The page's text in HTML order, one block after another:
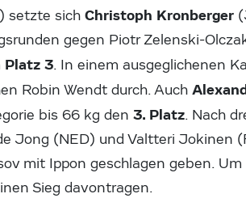
setzte sichChristoph Kronberger
gegen Piotr Zelenski-
Platz 3. In einem ausgeglichenen
Robin Wendt durch. Auch
bis 66 kg den3. Platz. Nach
Jong (NED) und Valtteri Jokinen
mit Ippon geschlagen geben.
Sieg davontragen.